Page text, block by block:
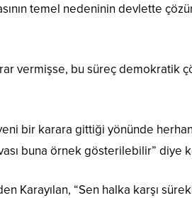
temel nedeninin devlette
vermişse, bu süreç demokratik
bir karara gittiği yönünde
buna örnek gösterilebilir” diye
Karayılan, “Sen halka karşı